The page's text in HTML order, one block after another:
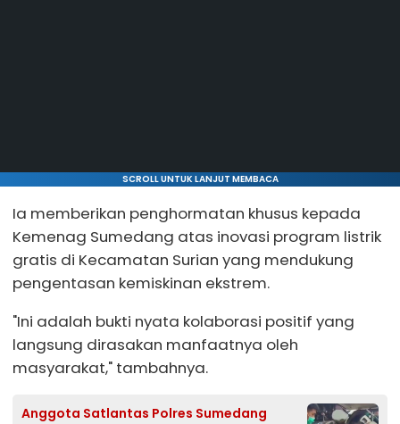
SCROLL UNTUK LANJUT MEMBACA
Ia memberikan penghormatan khusus kepada
Kemenag Sumedang atas inovasi program listrik
gratis di Kecamatan Surian yang mendukung
pengentasan kemiskinan ekstrem.
"Ini adalah bukti nyata kolaborasi positif yang
langsung dirasakan manfaatnya oleh
masyarakat," tambahnya.
Anggota Satlantas Polres Sumedang